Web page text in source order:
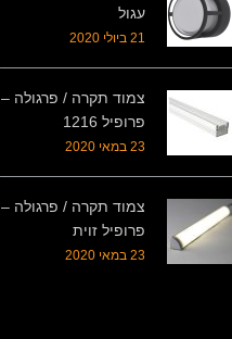
עגול
21 ביולי 2020
צמוד תקרה / פרגולה –
פרופיל 1216
23 במאי 2020
צמוד תקרה / פרגולה –
פרופיל זוית
23 במאי 2020